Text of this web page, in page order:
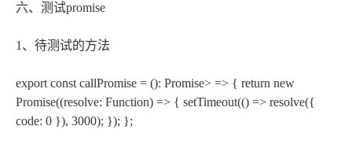
六、测试promise
1、待测试的方法
export const callPromise = (): Promise> => { return new
Promise((resolve: Function) => { setTimeout(() => resolve({
code: 0 }), 3000); }); };